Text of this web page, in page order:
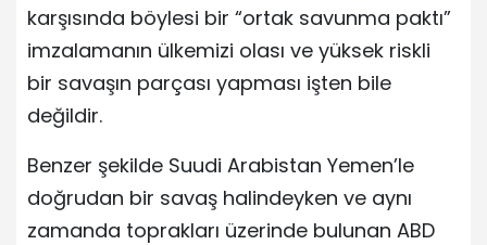
karşısında böylesi bir “ortak savunma paktı”
imzalamanın ülkemizi olası ve yüksek riskli
bir savaşın parçası yapması işten bile
değildir.
Benzer şekilde Suudi Arabistan Yemen’le
doğrudan bir savaş halindeyken ve aynı
zamanda toprakları üzerinde bulunan ABD